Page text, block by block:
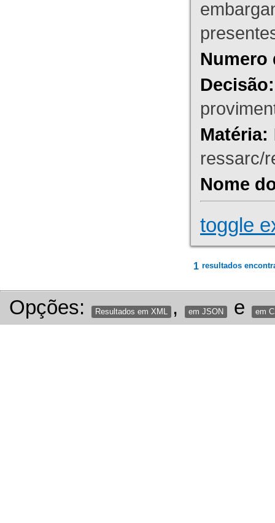
Numero
Decisão:
Matéria:
ressarc/
Nome
toggle
1 resultados
Opções: Resultados em XML , em JSON e em